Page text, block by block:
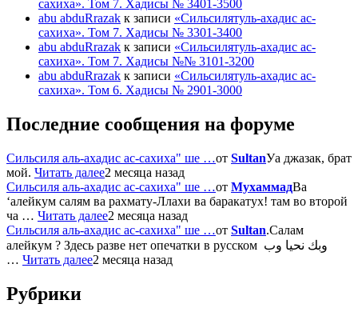
сахиха». Том 7. Хадисы № 3401-3500
abu abduRrazak к записи «Сильсилятуль-ахадис ас-
сахиха». Том 7. Хадисы № 3301-3400
abu abduRrazak к записи «Сильсилятуль-ахадис ас-
сахиха». Том 7. Хадисы №№ 3101-3200
abu abduRrazak к записи «Сильсилятуль-ахадис ас-
сахиха». Том 6. Хадисы № 2901-3000
Последние сообщения на форуме
Сильсиля аль-ахадис ас-сахиха" ше …от SultanУа джазак, брат
мой. Читать далее2 месяца назад
Сильсиля аль-ахадис ас-сахиха" ше …от МухаммадВа
‘алейкум салям ва рахмату-Ллахи ва баракатух! там во второй
ча … Читать далее2 месяца назад
Сильсиля аль-ахадис ас-сахиха" ше …от Sultan.Салам
алейкум ? Здесь разве нет опечатки в русском وبك نحيا وب
… Читать далее2 месяца назад
Рубрики